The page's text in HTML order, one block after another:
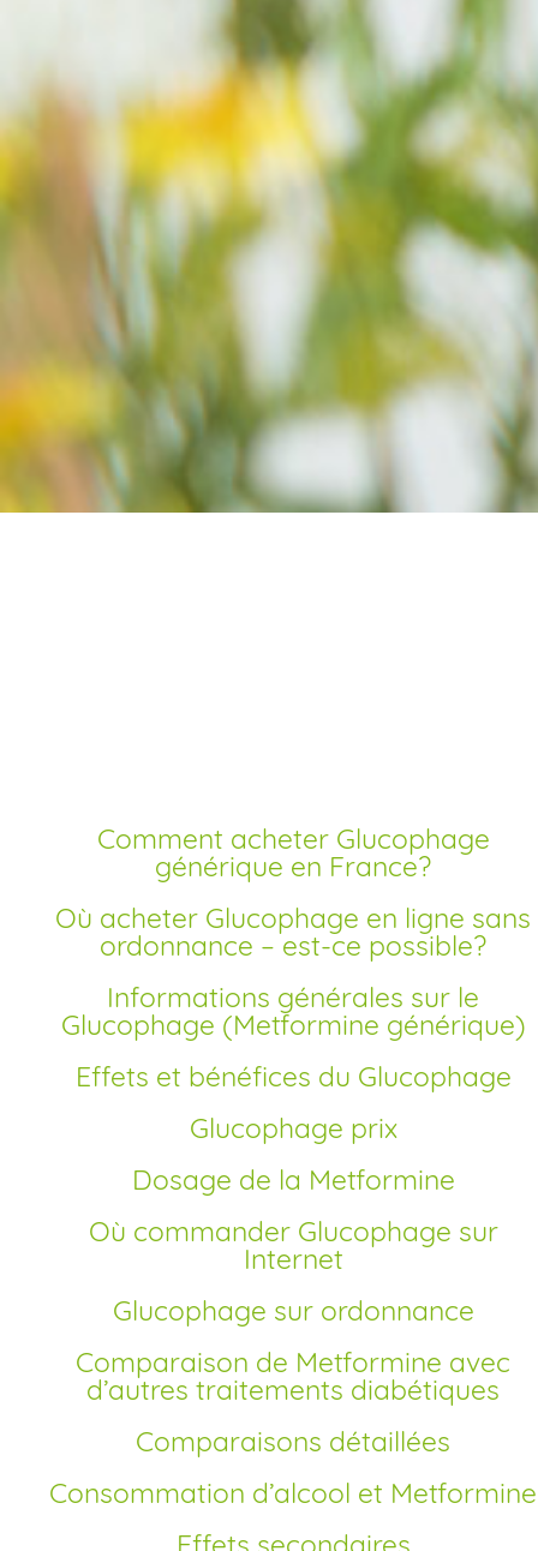
Comment acheter Glucophage
générique en France?
Où acheter Glucophage en ligne sans
ordonnance – est-ce possible?
Informations générales sur le
Glucophage (Metformine générique)
Effets et bénéfices du Glucophage
Glucophage prix
Dosage de la Metformine
Où commander Glucophage sur
Internet
Glucophage sur ordonnance
Comparaison de Metformine avec
d’autres traitements diabétiques
Comparaisons détaillées
Consommation d’alcool et Metformine